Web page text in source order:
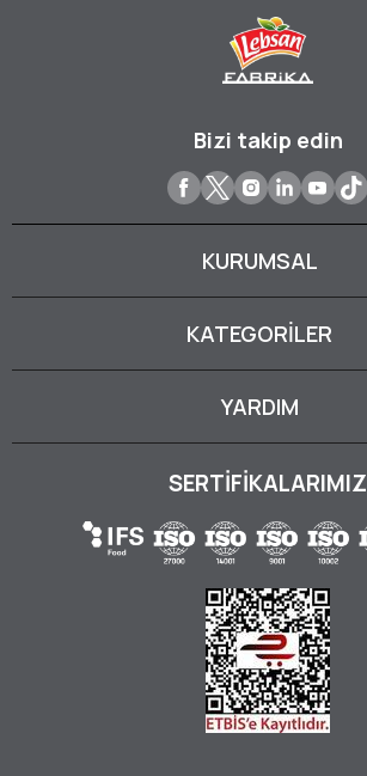
Bizi takip edin
KURUMSAL
KATEGORİLER
YARDIM
SERTİFİKALARIMIZ